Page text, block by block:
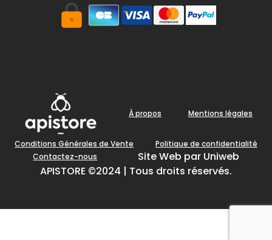
À propos Mentions légales
Conditions Générales de Vente
Politique de confidentialité
Contactez-nous
Site Web par Uniweb
APISTORE ©2024 | Tous droits réservés.